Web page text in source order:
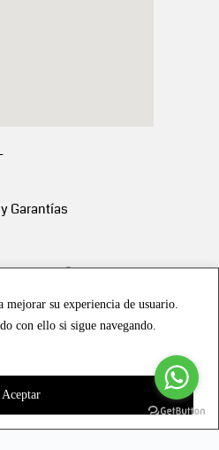
mejorar su experiencia de usuario.
con ello si sigue navegando.
Aceptar
Garantías
paga en 3 cuotas
- Vialmotor